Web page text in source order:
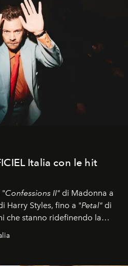
Italia con le hit
"Confessions II" di Madonna a
Harry Styles, fino a "Petal" di
che stanno ridefinendo la